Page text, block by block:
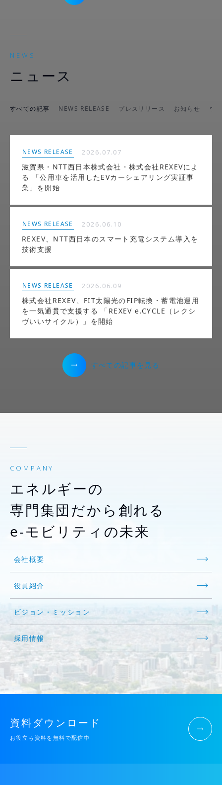
NEWS
ニュース
すべての記事 NEWS RELEASE プレスリリース お知らせ ウ
NEWS RELEASE 2026.07.07
滋賀県・NTT西日本株式会社・株式会社REXEVによ
る 「公用車を活用したEVカーシェアリング実証事
業」を開始
NEWS RELEASE 2026.06.10
REXEV、NTT西日本のスマート充電システム導入を
技術支援
NEWS RELEASE 2026.06.09
株式会社REXEV、FIT太陽光のFIP転換・蓄電池運用
を一気通貫で支援する 「REXEV e.CYCLE（レクシ
ヴいいサイクル）」を開始
すべての記事を見る
COMPANY
エネルギーの
専門集団だから創れる
e-モビリティの未来
会社概要
役員紹介
ビジョン・ミッション
採用情報
資料ダウンロード
お役立ち資料を無料で配信中